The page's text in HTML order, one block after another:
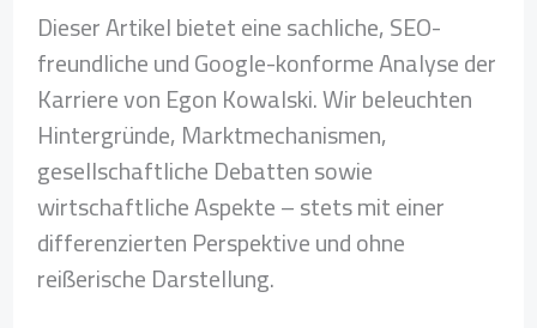
Dieser Artikel bietet eine sachliche, SEO-
freundliche und Google-konforme Analyse der
Karriere von Egon Kowalski. Wir beleuchten
Hintergründe, Marktmechanismen,
gesellschaftliche Debatten sowie
wirtschaftliche Aspekte – stets mit einer
differenzierten Perspektive und ohne
reißerische Darstellung.